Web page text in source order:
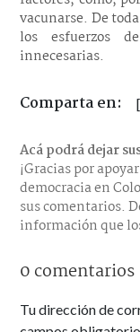
vacunarse. De
los esfuerzos
innecesarias.
Comparta en:
Acá podrá dejar
¡Gracias por
democracia en
sus comentarios.
información que
0 comentarios
Tu dirección de